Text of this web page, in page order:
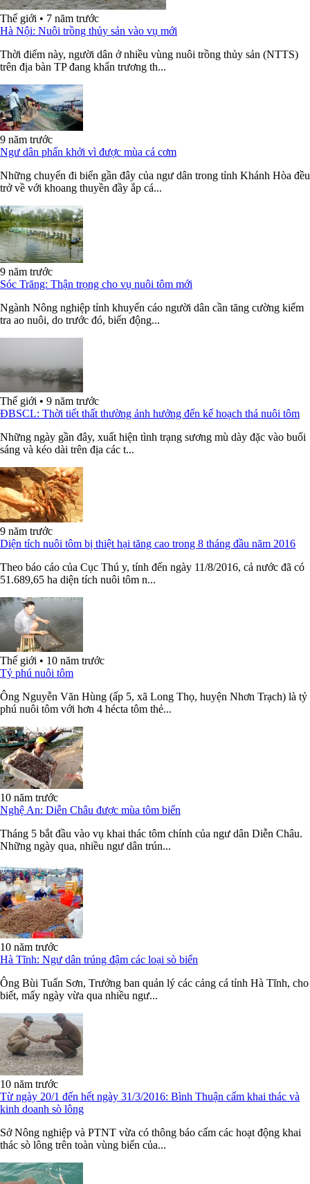
Thế giới • 7 năm trước
Hà Nội: Nuôi trồng thủy sản vào vụ mới
Thời điểm này, người dân ở nhiều vùng nuôi trồng thủy sản (NTTS)
trên địa bàn TP đang khẩn trương th...
9 năm trước
Ngư dân phấn khởi vì được mùa cá cơm
Những chuyến đi biển gần đây của ngư dân trong tỉnh Khánh Hòa đều
trở về với khoang thuyền đầy ắp cá...
9 năm trước
Sóc Trăng: Thận trọng cho vụ nuôi tôm mới
Ngành Nông nghiệp tỉnh khuyến cáo người dân cần tăng cường kiểm
tra ao nuôi, do trước đó, biến động...
Thế giới • 9 năm trước
ĐBSCL: Thời tiết thất thường ảnh hưởng đến kế hoạch thả nuôi tôm
Những ngày gần đây, xuất hiện tình trạng sương mù dày đặc vào buổi
sáng và kéo dài trên địa các t...
9 năm trước
Diện tích nuôi tôm bị thiệt hại tăng cao trong 8 tháng đầu năm 2016
Theo báo cáo của Cục Thú y, tính đến ngày 11/8/2016, cả nước đã có
51.689,65 ha diện tích nuôi tôm n...
Thế giới • 10 năm trước
Tỷ phú nuôi tôm
Ông Nguyễn Văn Hùng (ấp 5, xã Long Thọ, huyện Nhơn Trạch) là tỷ
phú nuôi tôm với hơn 4 hécta tôm thẻ...
10 năm trước
Nghệ An: Diễn Châu được mùa tôm biển
Tháng 5 bắt đầu vào vụ khai thác tôm chính của ngư dân Diễn Châu.
Những ngày qua, nhiều ngư dân trún...
10 năm trước
Hà Tĩnh: Ngư dân trúng đậm các loại sò biển
Ông Bùi Tuấn Sơn, Trưởng ban quản lý các cảng cá tỉnh Hà Tĩnh, cho
biết, mấy ngày vừa qua nhiều ngư...
10 năm trước
Từ ngày 20/1 đến hết ngày 31/3/2016: Bình Thuận cấm khai thác và
kinh doanh sò lông
Sở Nông nghiệp và PTNT vừa có thông báo cấm các hoạt động khai
thác sò lông trên toàn vùng biển của...